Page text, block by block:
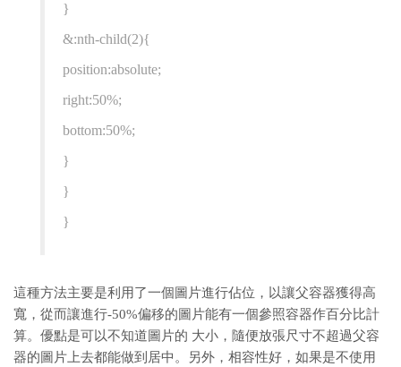
}
&:nth-child(2){
position:absolute;
right:50%;
bottom:50%;
}
}
}
這種方法主要是利用了一個圖片進行佔位，以讓父容器獲得高
寬，從而讓進行-50%偏移的圖片能有一個參照容器作百分比計
算。優點是可以不知道圖片的 大小，隨便放張尺寸不超過父容
器的圖片上去都能做到居中。另外，相容性好，如果是不使用